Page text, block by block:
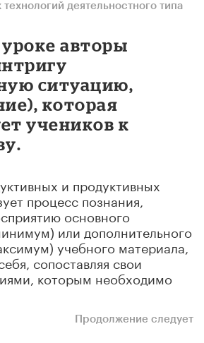
деятельностного типа
авторы
ситуацию,
которая
учеников к
и продуктивных
процесс познания,
основного
или дополнительного
учебного материала,
сопоставляя свои
которым необходимо
Продолжение следует